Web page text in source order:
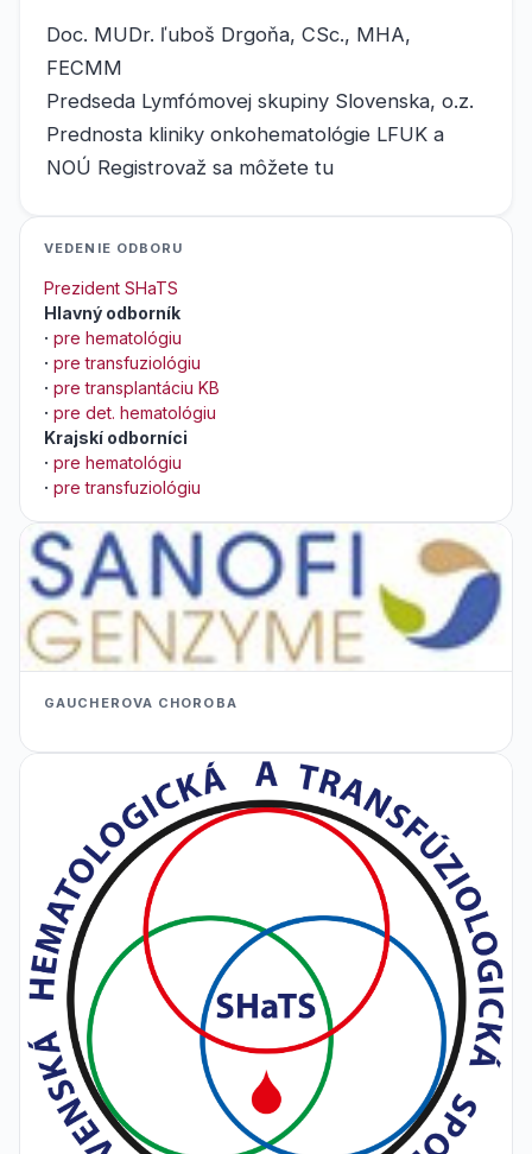
Doc. MUDr. ľuboš Drgoňa, CSc., MHA,
FECMM
Predseda Lymfómovej skupiny Slovenska, o.z.
Prednosta kliniky onkohematológie LFUK a
NOÚ Registrovaž sa môžete tu
VEDENIE ODBORU
Prezident SHaTS
Hlavný odborník
· pre hematológiu
· pre transfuziológiu
· pre transplantáciu KB
· pre det. hematológiu
Krajskí odborníci
· pre hematológiu
· pre transfuziológiu
GAUCHEROVA CHOROBA